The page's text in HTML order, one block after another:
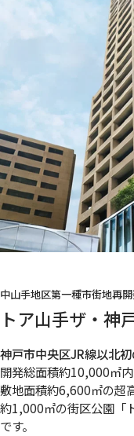
中山手地区第一種市街地再
トア山手ザ・神
神戸市中央区JR線以北
開発総面積約10,000㎡
敷地面積約6,600㎡の超
約1,000㎡の街区公園「
です。